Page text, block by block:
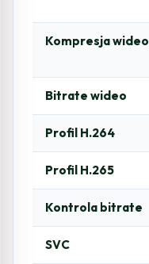
Kompresja wideo
Bitrate wideo
Profil H.264
Profil H.265
Kontrola bitrate
SVC